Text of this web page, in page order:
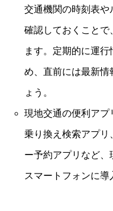
交通機関の時刻表や
確認しておくことで
ます。定期的に運
め、直前には最新情
ょう。
現地交通の便利アプ
乗り換え検索アプリ
ー予約アプリなど
スマートフォンに導